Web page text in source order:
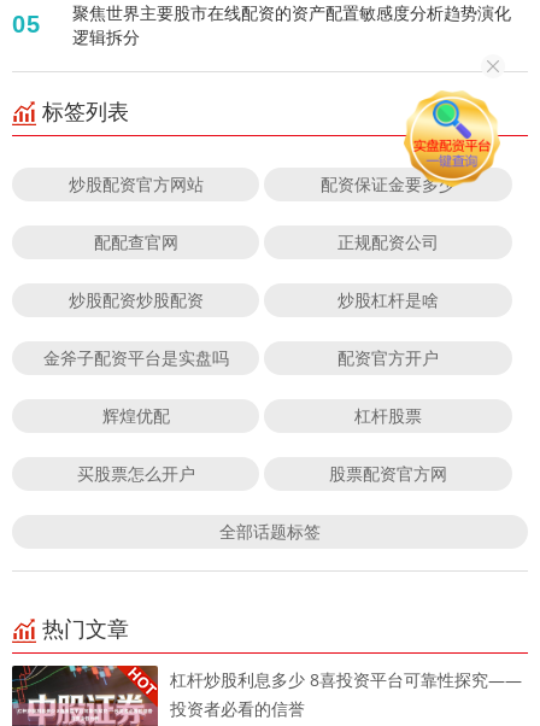
05
聚焦世界主要股市在线配资的资产配置敏感度分析趋势演化
逻辑拆分
标签列表
炒股配资官方网站 配资保证金要多少
配配查官网 正规配资公司
炒股配资炒股配资 炒股杠杆是啥
金斧子配资平台是实盘吗 配资官方开户
辉煌优配 杠杆股票
买股票怎么开户 股票配资官方网
全部话题标签
热门文章
杠杆炒股利息多少 8喜投资平台可靠性探究——
投资者必看的信誉